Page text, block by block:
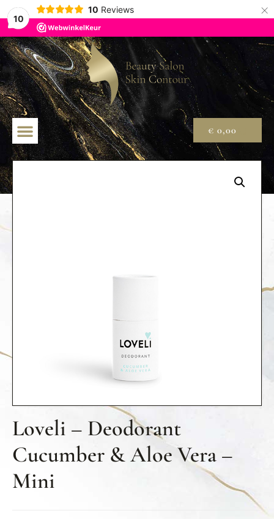
10
10 Reviews ×
€ 0,00
Loveli – Deodorant
Cucumber & Aloe Vera –
Mini